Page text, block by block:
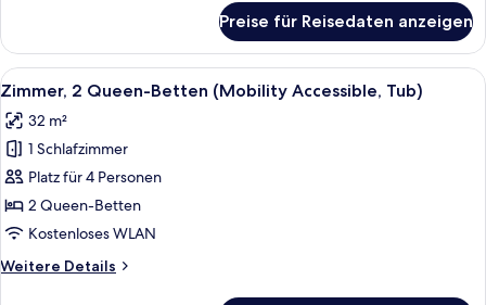
2 Queen-
Betten
(Mobility/Hearing
Tub)
Preise für Reisedaten anzeigen
Alle
Fotos
für
Zimmer,
2 Queen-
Betten
(Mobility
Tub)
Ein Hotelzimmer mit zwei Betten,
5
Zimmer, 2 Queen-Betten (Mobility Accessible, Tub)
32 m²
1 Schlafzimmer
Platz für 4 Personen
2 Queen-Betten
Kostenloses WLAN
Weitere Details
Weitere